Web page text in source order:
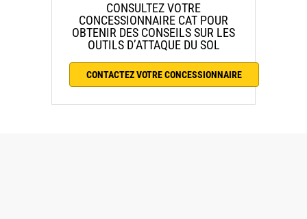
CONSULTEZ VOTRE
CONCESSIONNAIRE CAT POUR
OBTENIR DES CONSEILS SUR LES
OUTILS D’ATTAQUE DU SOL
CONTACTEZ VOTRE CONCESSIONNAIRE